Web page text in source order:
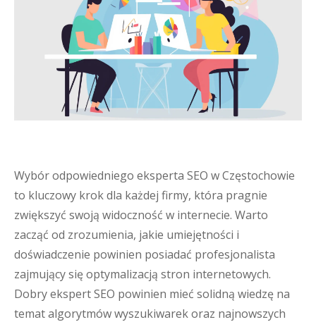
Wybór odpowiedniego eksperta SEO w Częstochowie
to kluczowy krok dla każdej firmy, która pragnie
zwiększyć swoją widoczność w internecie. Warto
zacząć od zrozumienia, jakie umiejętności i
doświadczenie powinien posiadać profesjonalista
zajmujący się optymalizacją stron internetowych.
Dobry ekspert SEO powinien mieć solidną wiedzę na
temat algorytmów wyszukiwarek oraz najnowszych